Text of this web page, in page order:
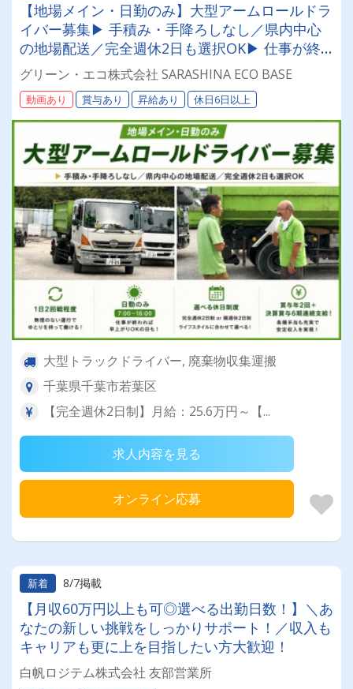
【地場メイン・日勤のみ】大型アームロールドラ
イバー募集▶ 手積み・手降ろしなし／県内中心
の地場配送／完全週休2日も選択OK▶ 仕事が終
われば早上がりOK／賞与年2回＋決算賞与6期連
続支給
グリーン・エコ株式会社 SARASHINA ECO BASE
動画あり 賞与あり 昇給あり 休日6日以上
大型トラックドライバー, 廃棄物収集運搬
千葉県千葉市若葉区
【完全週休2日制】月給：25.6万円～【...
求人内容を見る
オンライン応募
新着 8/7掲載
【月収60万円以上も可◎選べる出勤日数！】＼あ
なたの新しい挑戦をしっかりサポート！／収入も
キャリアも更に上を目指したい方大歓迎！
白帆ロジテム株式会社 友部営業所